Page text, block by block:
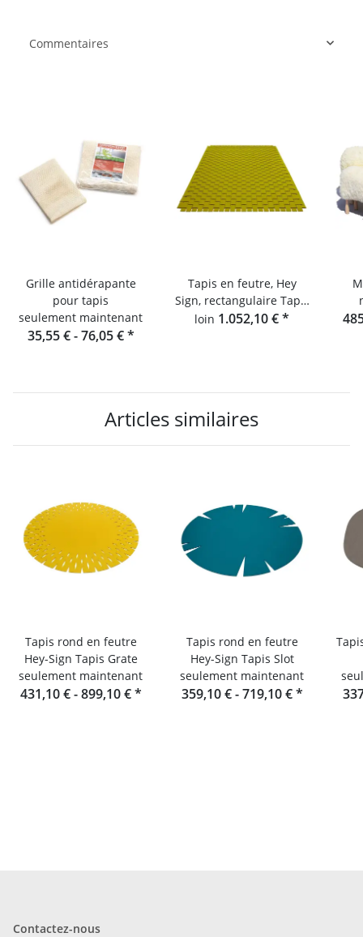
Commentaires
Grille antidérapante
pour tapis
seulement maintenant
35,55 € -76,05 €*
Tapis en feutre, Hey
Sign, rectangulaire Tapis
tressé 5 couleur unie
loin 1.052,10 €*
Articles similaires
Tapis rond en feutre
Hey-Sign Tapis Grate
seulement maintenant
431,10 € -899,10 €*
Tapis rond en feutre
Hey-Sign Tapis Slot
seulement maintenant
359,10 € -719,10 €*
Contactez-nous